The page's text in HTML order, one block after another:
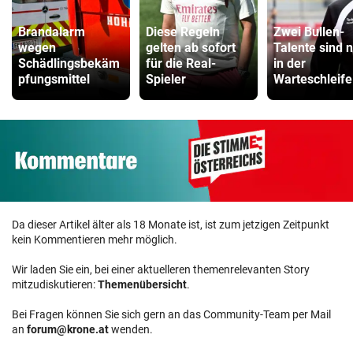
Brandalarm
wegen
Schädlingsbekäm
pfungsmittel
Diese Regeln
gelten ab sofort
für die Real-
Spieler
Zwei Bullen-
Talente sind
in der
Warteschleife
Da dieser Artikel älter als 18 Monate ist, ist zum jetzigen Zeitpunkt
kein Kommentieren mehr möglich.
Wir laden Sie ein, bei einer aktuelleren themenrelevanten Story
mitzudiskutieren:Themenübersicht.
Bei Fragen können Sie sich gern an das Community-Team per Mail
an forum@krone.atwenden.